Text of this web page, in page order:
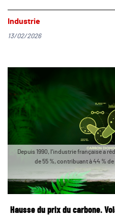
Industrie
13/02/2026
Depuis 1990, l’industrie française a
de 55 %, contribuant à 44 %
Hausse du prix du carbone.